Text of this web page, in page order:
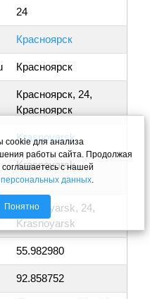
24
Красноярск
Красноярск
Красноярск, 24,
Красноярск
Krasnoyarsk
Krasnoyarsk
Krasnoyarsk, 24,
Krasnoyarsk
55.982980
92.858752
для анализа
работы сайта. Продолжая
соглашаетесь с нашей
данных.
Понятно